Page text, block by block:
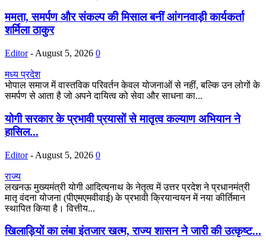
ममता, समर्पण और संकल्प की मिसाल बनीं आंगनवाड़ी कार्यकर्ता
शर्मिला ठाकुर
Editor - August 5, 2026 0
मध्य प्रदेश
भोपाल समाज में वास्तविक परिवर्तन केवल योजनाओं से नहीं, बल्कि उन लोगों के
समर्पण से आता है जो अपने दायित्व को सेवा और साधना का...
योगी सरकार के प्रभावी प्रयासों से मातृत्व कल्याण अभियान ने
हासिल...
Editor - August 5, 2026 0
राज्य
लखनऊ मुख्यमंत्री योगी आदित्यनाथ के नेतृत्व में उत्तर प्रदेश ने प्रधानमंत्री
मातृ वंदना योजना (पीएमएमवीवाई) के प्रभावी क्रियान्वयन में नया कीर्तिमान
स्थापित किया है। वित्तीय...
खिलाड़ियों का लंबा इंतजार खत्म, राज्य शासन ने जारी की उत्कृष्ट...